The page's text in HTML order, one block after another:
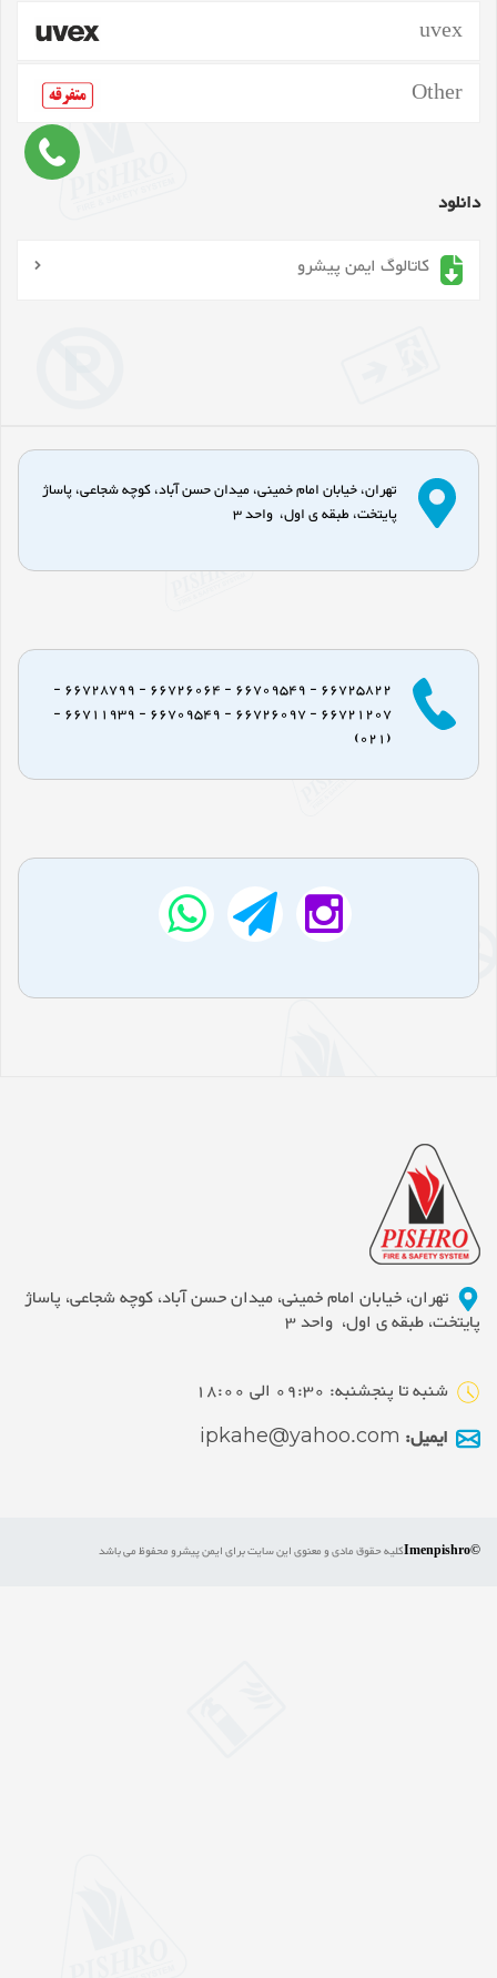
uvex
Other
دانلود
کاتالوگ ایمن پیشرو
تهران، خیابان امام خمینی، میدان حسن آباد، کوچه شجاعی، پاساژ
پایتخت، طبقه ی اول، واحد 3
66725822 - 66709549 - 66726064 - 66728799 -
66721207 - 66726097 - 66709549 - 66711939 -
تهران، خیابان امام خمینی، میدان حسن آباد، کوچه شجاعی، پاساژ
پایتخت، طبقه ی اول، واحد 3
شنبه تا پنجشنبه: 09:30 الی 18:00
ایمیل:ipkahe@yahoo.com
کلیه حقوق مادی و معنوی این سایت برای ایمن پیشرو محفوظ می باشد